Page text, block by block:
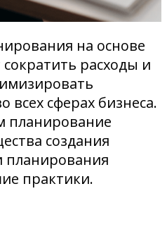
на основе
расходы и
всех сферах бизнеса.
планирование
создания
планирования
практики.